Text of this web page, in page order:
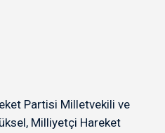
Partisi Milletvekili ve
Milliyetçi Hareket